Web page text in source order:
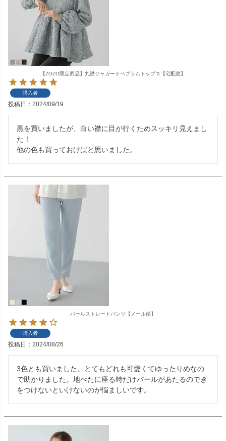
【ZOZO限定商品】丸襟ジャガードペプラムトップス【宅配便】
購入者
投稿日 2024/09/19
黒を買いましたが、白い襟に目が行くためスッキリ見えまし
た！
他の色も買っておけばと思いました。
パールストレートパンツ【メール便】
購入者
投稿日 2024/08/26
3色とも買いました。とてもどれも可愛くてゆったりめなの
で助かりました。地べたに座る時だけパールがあたるのでき
をつけないといけないのが悩ましいです。